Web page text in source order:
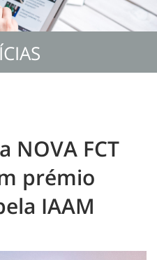
NOVA FCT
prémio
IAAM